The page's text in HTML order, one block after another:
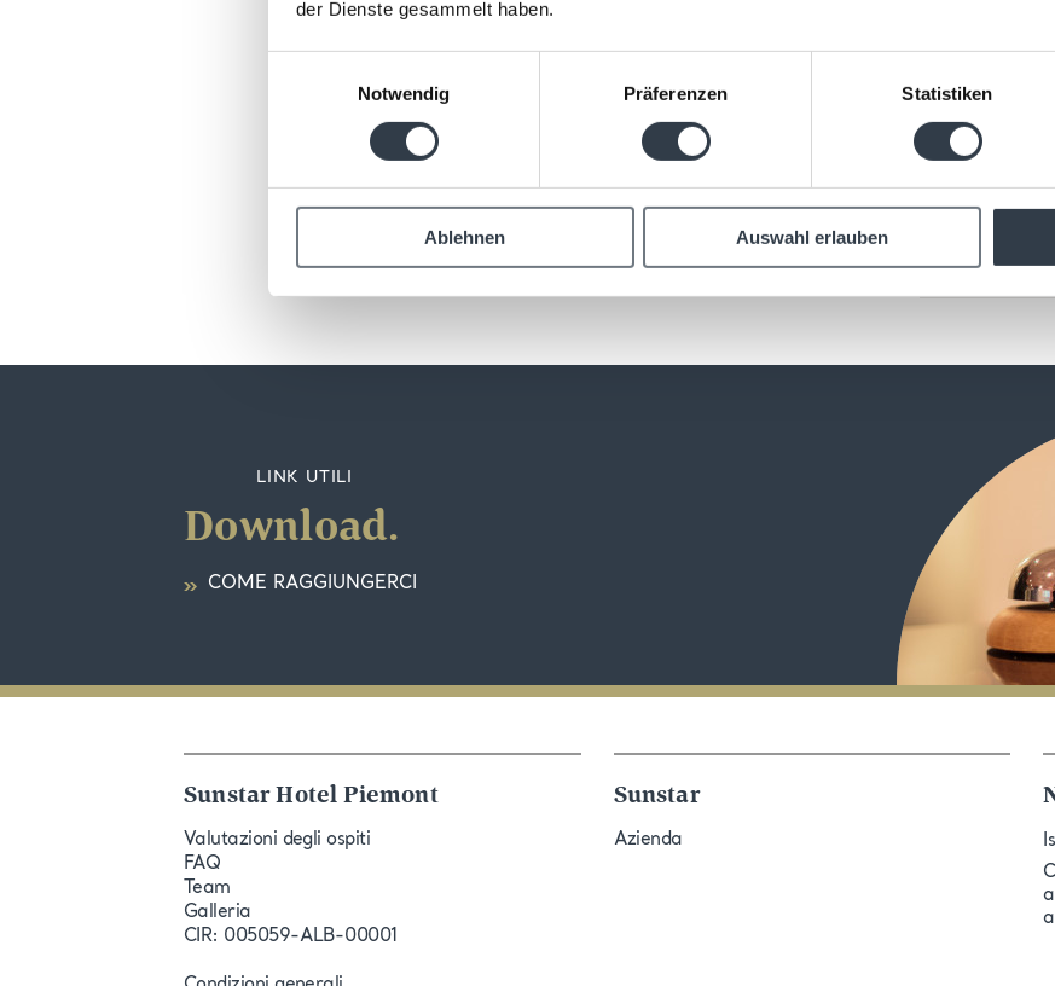
der Dienste gesammelt haben.
Notwendig
Präferenzen Statistiken
Ablehnen Auswahl erlauben
Italia
+39
nella quiete dei vigneti piemontesi. Per chi viaggia in
LINK UTILI
Download.
COME RAGGIUNGERCI
Sunstar Hotel Piemont
Valutazioni degli ospiti
FAQ
Team
Galleria
CIR: 005059-ALB-00001
Sunstar
Azienda